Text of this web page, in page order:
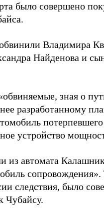
было совершено
Владимира
Найденова и
зная о
разработанному
устройство
из автомата
сопровождения».
следствия, было
Чубайсу.